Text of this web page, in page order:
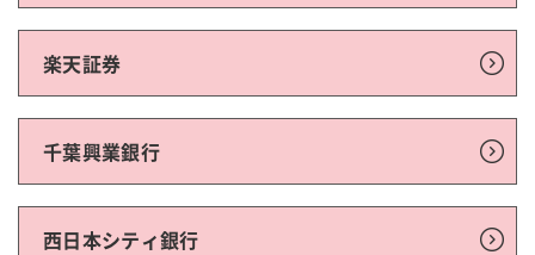
楽天証券
千葉興業銀行
西日本シティ銀行